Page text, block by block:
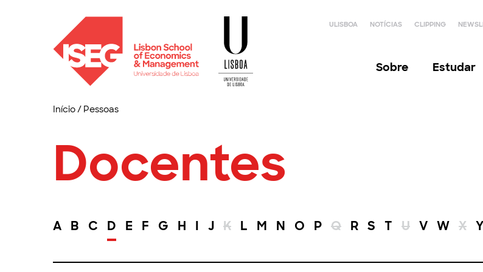
ULISBOA NOTÍCIAS CLIPPING
Sobre Estudar
Início/ Pessoas
Docentes
A B C D E F G H I J K L M N O P Q R S T U V W X Y